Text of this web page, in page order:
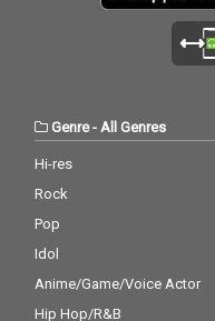
Genre- All Genres
Hi-res
Rock
Pop
Idol
Anime/Game/Voice Actor
Hip Hop/R&B